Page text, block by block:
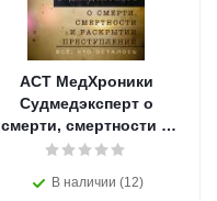
АСТ МедХроники
Судмедэксперт о
смерти, смертности и
раскрытии
осталось. Блэк
В наличии (12)